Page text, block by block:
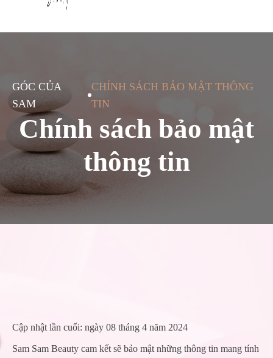
GÓC CỦA
SAM
CHÍNH SÁCH BẢO MẬT THÔNG
TIN
Chính sách bảo mật
thông tin
Cập nhật lần cuối: ngày 08 tháng 4 năm 2024
Sam Sam Beauty cam kết sẽ bảo mật những thông tin mang tính